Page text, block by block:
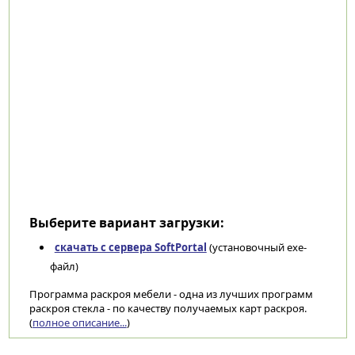
Выберите вариант загрузки:
скачать с сервера SoftPortal (установочный exe-
файл)
Программа раскроя мебели - одна из лучших программ
раскроя стекла - по качеству получаемых карт раскроя.
(полное описание...)